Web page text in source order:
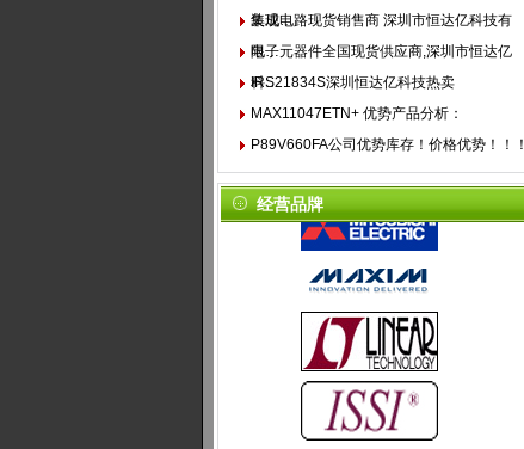
装现…
集成电路现货销售商 深圳市恒达亿科技有
限…
电子元器件全国现货供应商,深圳市恒达亿
科…
IRS21834S深圳恒达亿科技热卖
MAX11047ETN+ 优势产品分析：
P89V660FA公司优势库存！价格优势！！！
1
经营品牌